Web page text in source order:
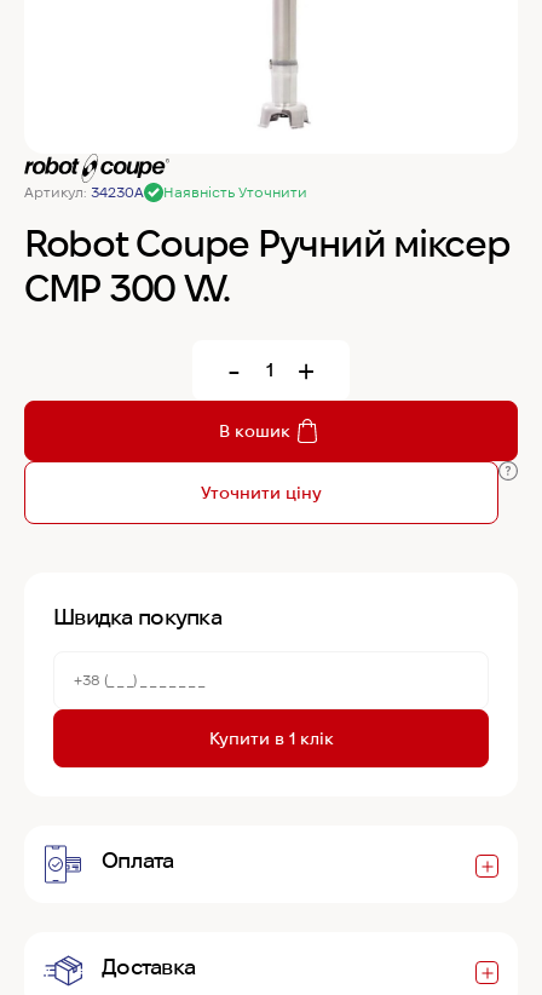
IRINOX Холодильна шафа N*ICE
Samaref Холодильна шафа PF 600 TN
Rational Пароконвекційна піч газова iCombi
Pro 6-1/1
Артикул: 34230A Наявність Уточнити
Robot Coupe Ручний міксер
CMP 300 V.V.
- +
В кошик
Уточнити ціну
Швидка покупка
Купити в 1 клік
Оплата
Доставка